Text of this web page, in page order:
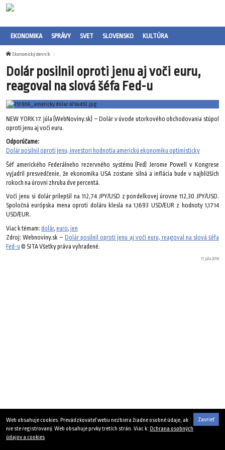
EKONOMIKA SPRÁVY SVET SLOVENSKO KULTÚRA
Ekonomický denník
Dolár posilnil oproti jenu aj voči euru,
reagoval na slová šéfa Fed-u
NEW YORK 17. júla (WebNoviny.sk) – Dolár v úvode utorkového obchodovania stúpol
oproti jenu aj voči euru.
Odporúčame:
Dolár posilnil oproti jenu, investori hodnotia americkú ekonomiku optimisticky
Šéf amerického Federálneho rezervného systému (Fed) Jerome Powell v Kongrese
vyjadril presvedčenie, že ekonomika USA zostane silná a inflácia bude v najbližších
rokoch na úrovni zhruba dve percentá.
Voči jenu si dolár prilepšil na 112,74 JPY/USD z pondelkovej úrovne 112,30 JPY/USD.
Spoločná európska mena oproti doláru klesla na 1,1693 USD/EUR z hodnoty 1,1714
USD/EUR.
Viac k témam: dolár, euro, jen
Zdroj: Webnoviny.sk –Dolár posilnil oproti jenu aj voči euru, reagoval na slová šéfa
Fed-u © SITA Všetky práva vyhradené.
17. júla 2018
Zavrieť
Web obsahuje cookies. Prevádzkovateľ webu nezbiera žiadne osobné údaje, ak
nie ste registrovaný. Web obsahuje prvky tretích strán. Viac k: Ochrana osobných
údajov a cookies